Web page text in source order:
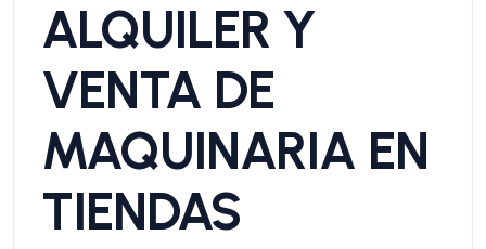
ALQUILER Y
VENTA DE
MAQUINARIA EN
TIENDAS